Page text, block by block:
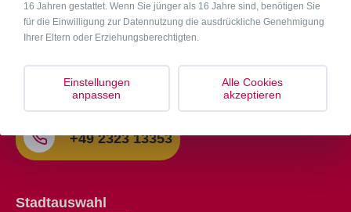
Kontaktieren Sie uns
Wir helfen lhnen deutschlandweit die passende Ferien- /
Monteurwohnung zu finden.
info@zimmer-im-revier.de
+49 2323 13353
Stadtauswahl
16 Jahren gestattet. Wenn Sie jünger als 16 Jahre sind, benötigen Sie
für die Einwilligung zur Datennutzung die ausdrückliche Genehmigung
Ihrer Eltern oder Erziehungsberechtigten.
Einstellungen
anpassen
Alle Cookies
akzeptieren